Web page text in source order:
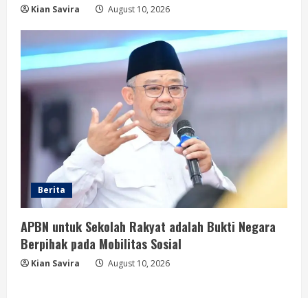
Kian Savira August 10, 2026
Berita
APBN untuk Sekolah Rakyat adalah Bukti Negara
Berpihak pada Mobilitas Sosial
Kian Savira August 10, 2026